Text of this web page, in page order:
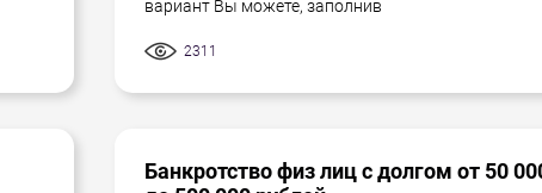
вариант Вы можете, заполнив
2311
Банкротство физ лиц с долгом от 50